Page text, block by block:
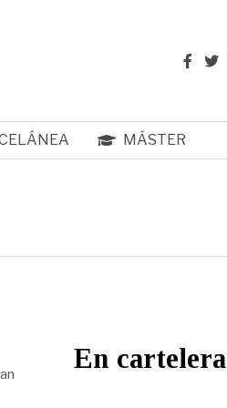
MÁSTER
En cartelera